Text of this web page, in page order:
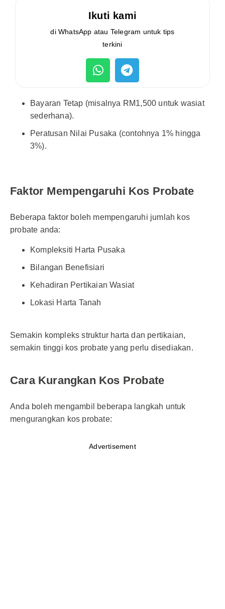
Ikuti kami
di WhatsApp atau Telegram untuk tips
terkini
Bayaran Tetap (misalnya RM1,500 untuk wasiat
sederhana).
Peratusan Nilai Pusaka (contohnya 1% hingga
3%).
Faktor Mempengaruhi Kos Probate
Beberapa faktor boleh mempengaruhi jumlah kos
probate anda:
Kompleksiti Harta Pusaka
Bilangan Benefisiari
Kehadiran Pertikaian Wasiat
Lokasi Harta Tanah
Semakin kompleks struktur harta dan pertikaian,
semakin tinggi kos probate yang perlu disediakan.
Cara Kurangkan Kos Probate
Anda boleh mengambil beberapa langkah untuk
mengurangkan kos probate:
Advertisement